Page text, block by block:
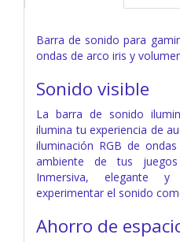
Barra de sonido para
ondas de arco iris y
Sonido visible
La barra de sonido
ilumina tu experiencia de
iluminación RGB de
ambiente de tus
Inmersiva, elegante
experimentar el sonido
Ahorro de